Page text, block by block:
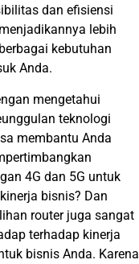
dan efisiensi
menjadikannya lebih
berbagai kebutuhan
Anda.
mengetahui
teknologi
membantu Anda
4G dan 5G untuk
kinerja bisnis? Dan
router juga sangat
terhadap kinerja
bisnis Anda. Karena